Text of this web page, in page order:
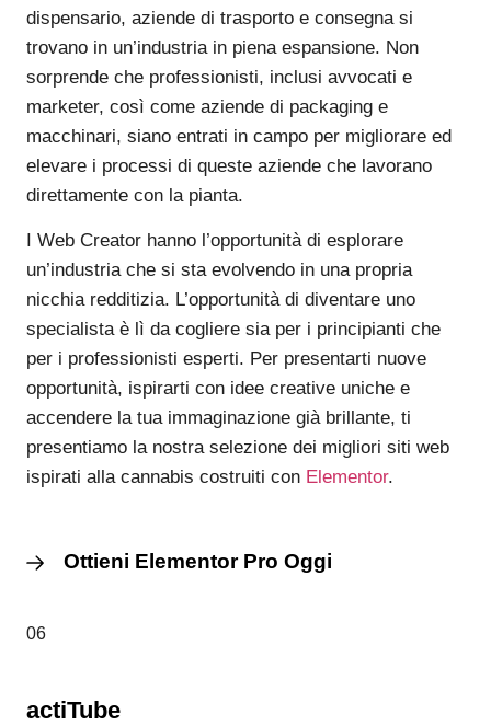
dispensario, aziende di trasporto e consegna si
trovano in un’industria in piena espansione. Non
sorprende che professionisti, inclusi avvocati e
marketer, così come aziende di packaging e
macchinari, siano entrati in campo per migliorare ed
elevare i processi di queste aziende che lavorano
direttamente con la pianta.
I Web Creator hanno l’opportunità di esplorare
un’industria che si sta evolvendo in una propria
nicchia redditizia. L’opportunità di diventare uno
specialista è lì da cogliere sia per i principianti che
per i professionisti esperti. Per presentarti nuove
opportunità, ispirarti con idee creative uniche e
accendere la tua immaginazione già brillante, ti
presentiamo la nostra selezione dei migliori siti web
ispirati alla cannabis costruiti con Elementor.
Ottieni Elementor Pro Oggi
06
actiTube